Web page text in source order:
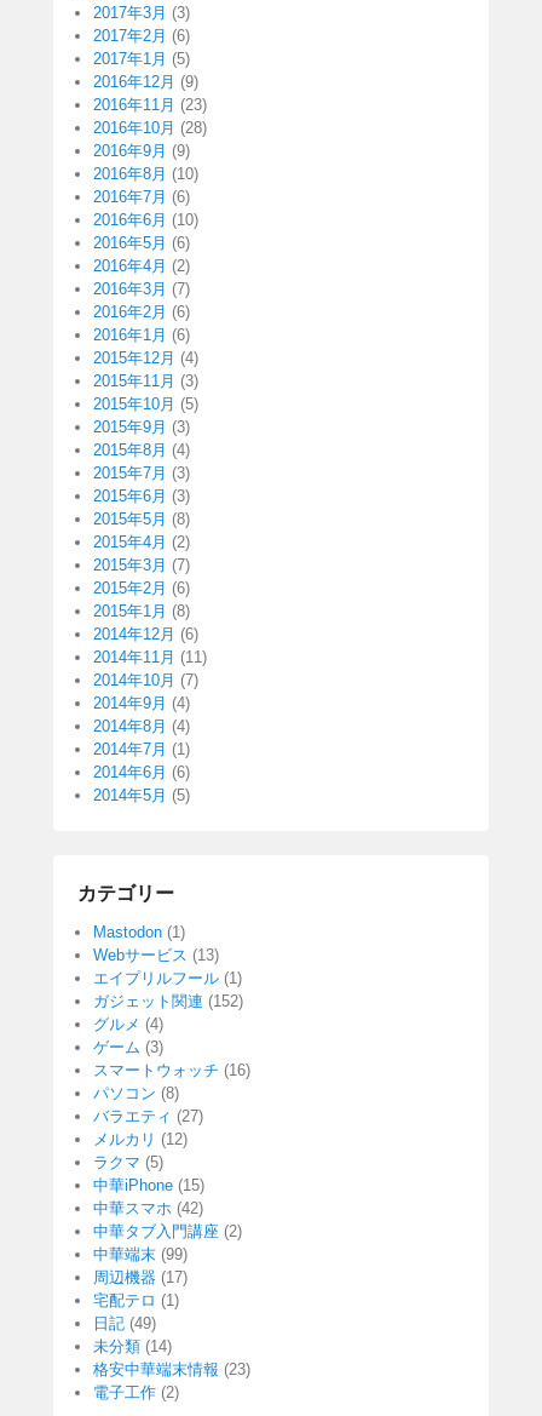
2017年3月 (3)
2017年2月 (6)
2017年1月 (5)
2016年12月 (9)
2016年11月 (23)
2016年10月 (28)
2016年9月 (9)
2016年8月 (10)
2016年7月 (6)
2016年6月 (10)
2016年5月 (6)
2016年4月 (2)
2016年3月 (7)
2016年2月 (6)
2016年1月 (6)
2015年12月 (4)
2015年11月 (3)
2015年10月 (5)
2015年9月 (3)
2015年8月 (4)
2015年7月 (3)
2015年6月 (3)
2015年5月 (8)
2015年4月 (2)
2015年3月 (7)
2015年2月 (6)
2015年1月 (8)
2014年12月 (6)
2014年11月 (11)
2014年10月 (7)
2014年9月 (4)
2014年8月 (4)
2014年7月 (1)
2014年6月 (6)
2014年5月 (5)
カテゴリー
Mastodon (1)
Webサービス (13)
エイプリルフール (1)
ガジェット関連 (152)
グルメ (4)
ゲーム (3)
スマートウォッチ (16)
パソコン (8)
バラエティ (27)
メルカリ (12)
ラクマ (5)
中華iPhone (15)
中華スマホ (42)
中華タブ入門講座 (2)
中華端末 (99)
周辺機器 (17)
宅配テロ (1)
日記 (49)
未分類 (14)
格安中華端末情報 (23)
電子工作 (2)